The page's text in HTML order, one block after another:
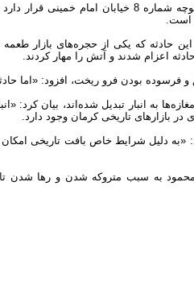
در حال‌ حاضر یکی از مغازه‌های تعطیل شده‌ این بازار قدیمی که در
است.
حادثه که یکی از حجره‌های بازار
اعزام شدند و آتش را مهار کردند.
و فرسوده بودن فرو ریخت، افزود: «اما
به انبار تبدیل شده‌اند، بیان کرد:
بازارهای تاریخی کرمان وجود دارد.
«به دلیل شرایط خاص بافت تاریخی
به سبب متروکه شدن و رها شدن